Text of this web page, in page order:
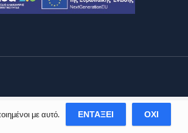
με αυτό. ΕΝΤΆΞΕΙ ΌΧΙ